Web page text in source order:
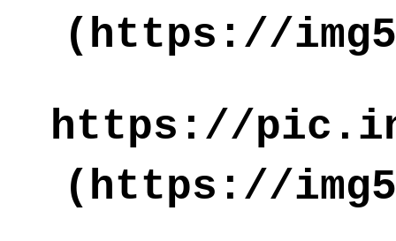
(https://
https://pic.in.th/
(https://